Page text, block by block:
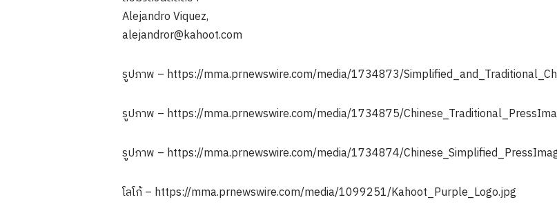
Alejandro Viquez,
alejandror@kahoot.com
รูปภาพ – https://mma.prnewswire.com/media/1734873/
รูปภาพ – https://mma.prnewswire.com/media/1734875/
รูปภาพ – https://mma.prnewswire.com/media/1734874/
โลโก้ – https://mma.prnewswire.com/media/1099251/Kahoot_Purple_Logo.jpg